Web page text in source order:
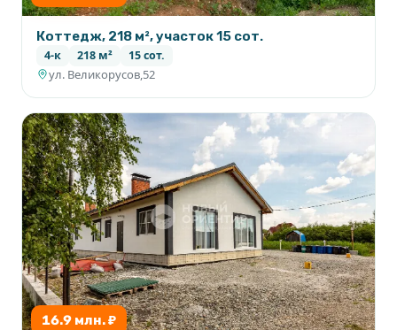
Коттедж, 218 м², участок 15 сот.
4-к 218 м² 15 сот.
ул. Великорусов,52
16.9 млн. ₽